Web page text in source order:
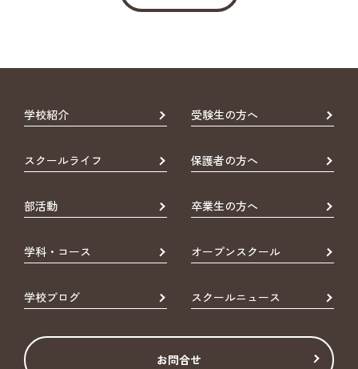
学校紹介 受験生の方へ
スクールライフ 保護者の方へ
部活動 卒業生の方へ
学科・コース オープンスクール
学校ブログ スクールニュース
お問合せ